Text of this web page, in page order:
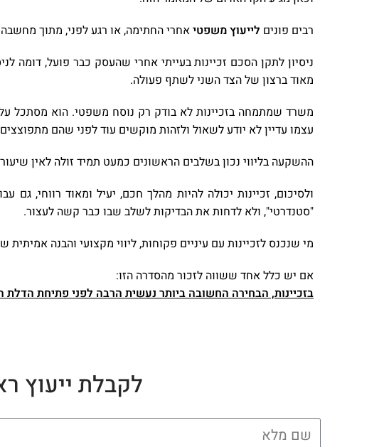
רבים פונים לייעוץ משפטיאחרי החתימה, או רגע לפני, מתוך
ניסיון לתקן הסכם זכיינות בעייתי אחרי שהעסק כבר פועל, דומה
מאוד ברצון של הצד השני לשתף פעולה.
משרד שמתמחה בזכיינות לא בודק רק נוסח משפטי. הוא מסתכל
עצמו עדיין לא יודע לשאול ולזהות מוקשים עוד לפני שהם
ההשקעה בליווי נכון בשלבים הראשונים כמעט תמיד זולה לאין
ולסיכום, זכיינות יכולה להיות מהלך חכם, יעיל ומאוד רווחי,
"סטנדרטי", ולא לדחות את הבדיקות לשלב שבו כבר קשה לעצור.
מי שנכנס לזכיינות עם עיניים פקוחות, ליווי מקצועי והבנה
אם יש כלל אחד ששווה לזכור מהסדרה הזו:
בזכיינות, הבחירה החשובה ביותר נעשית הרבה לפני פתיחת
לקבלת ייעוץ